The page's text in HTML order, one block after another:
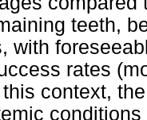
teeth,
with
rates
context,